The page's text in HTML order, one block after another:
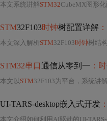
本文系统讲解STM32CubeMX图形
STM32F103时钟树配置详解 ：
本文深入解析STM32F103时钟树结
STM32串口通信从零到一 ：
本文以STM32F103为平台，系统讲解
UI-TARS-desktop嵌入式开发
本文介绍如何利用AI驱动的UI-